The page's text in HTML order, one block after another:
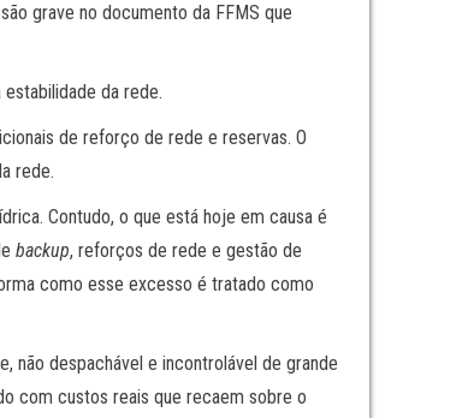
grave no documento da FFMS que
da rede.
de reforço de rede e reservas. O
rede.
Contudo, o que está hoje em causa é
backup, reforços de rede e gestão de
como esse excesso é tratado como
não despachável e incontrolável de grande
com custos reais que recaem sobre o